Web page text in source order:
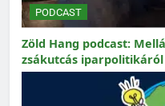
PODCAST
Zöld Hang podcast:
zsákutcás iparpolitikáról